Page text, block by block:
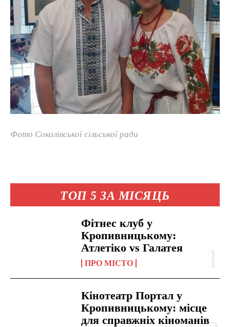
ТОП 5 ЗА МІСЯЦЬ
Фітнес клуб у
Кропивницькому:
Атлетіко vs Галатея
ПРО МІСТО
Кінотеатр Портал у
Кропивницькому: місце
для справжніх кіноманів
Фото Соколівської сільської ради